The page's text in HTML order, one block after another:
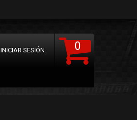
0
INICIAR SESIÓN